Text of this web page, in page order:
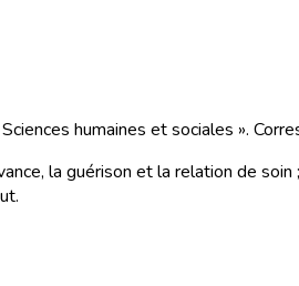
humaines et sociales ».
la guérison et la relation de